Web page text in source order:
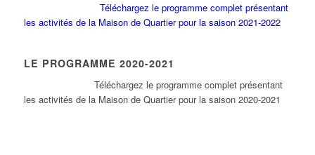
Téléchargez le programme complet présentant
les activités de la Maison de Quartier pour la saison 2021-2022
LE PROGRAMME 2020-2021
Téléchargez le programme complet présentant
les activités de la Maison de Quartier pour la saison 2020-2021